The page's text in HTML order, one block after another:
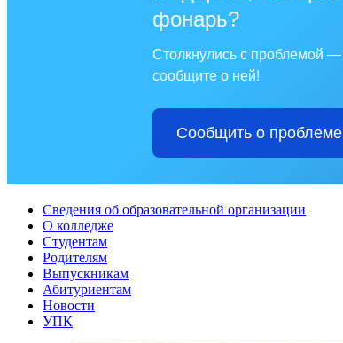
фонарь?
Столкнулись с проблемой —
сообщите о ней!
Сообщить о проблеме
Сведения об образовательной организации
О колледже
Студентам
Родителям
Выпускникам
Абитуриентам
Новости
УПК